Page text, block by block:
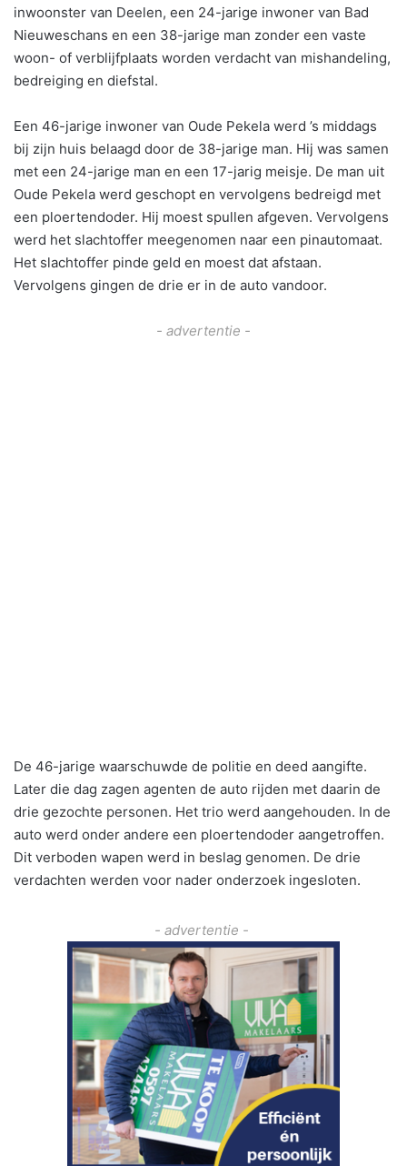
inwoonster van Deelen, een 24-jarige inwoner van Bad
Nieuweschans en een 38-jarige man zonder een vaste
woon- of verblijfplaats worden verdacht van mishandeling,
bedreiging en diefstal.
Een 46-jarige inwoner van Oude Pekela werd ’s middags
bij zijn huis belaagd door de 38-jarige man. Hij was samen
met een 24-jarige man en een 17-jarig meisje. De man uit
Oude Pekela werd geschopt en vervolgens bedreigd met
een ploertendoder. Hij moest spullen afgeven. Vervolgens
werd het slachtoffer meegenomen naar een pinautomaat.
Het slachtoffer pinde geld en moest dat afstaan.
Vervolgens gingen de drie er in de auto vandoor.
- advertentie -
De 46-jarige waarschuwde de politie en deed aangifte.
Later die dag zagen agenten de auto rijden met daarin de
drie gezochte personen. Het trio werd aangehouden. In de
auto werd onder andere een ploertendoder aangetroffen.
Dit verboden wapen werd in beslag genomen. De drie
verdachten werden voor nader onderzoek ingesloten.
- advertentie -